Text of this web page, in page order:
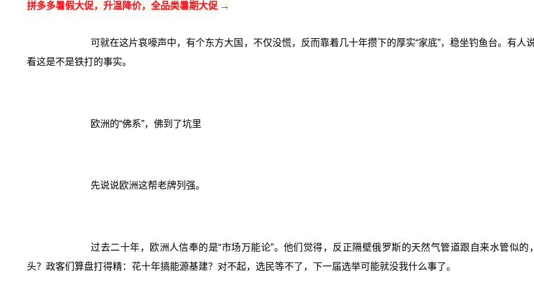
拼多多暑假大促，升温降价，全品类暑期大促 →
可就在这片哀嚎声中，有个东方大国，不仅没慌，反而靠着几十年攒下的厚实“家底”，稳坐钓鱼台。有
看这是不是铁打的事实。
欧洲的“佛系”，佛到了坑里
先说说欧洲这帮老牌列强。
过去二十年，欧洲人信奉的是“市场万能论”。他们觉得，反正隔壁俄罗斯的天然气管道跟自来水管似
头？政客们算盘打得精：花十年搞能源基建？对不起，选民等不了，下一届选举可能就没我什么事了。